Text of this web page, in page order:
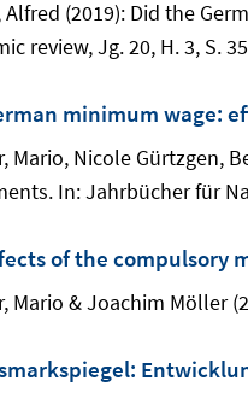
Alfred (2019): Did the
review, Jg. 20, H. 3, S.
minimum wage:
Mario, Nicole Gürtzgen,
In: Jahrbücher für
of the compulsory
Mario & Joachim Möller